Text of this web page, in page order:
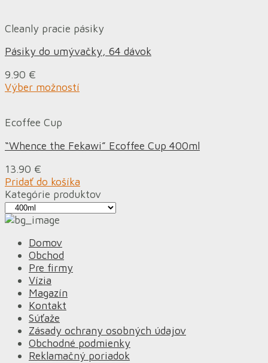
Cleanly pracie pásiky
Pásiky do umývačky, 64 dávok
9.90 €
Výber možností
Ecoffee Cup
“Whence the Fekawi” Ecoffee Cup 400ml
13.90 €
Pridať do košíka
Kategórie produktov
Domov
Obchod
Pre firmy
Vízia
Magazín
Kontakt
Súťaže
Zásady ochrany osobných údajov
Obchodné podmienky
Reklamačný poriadok